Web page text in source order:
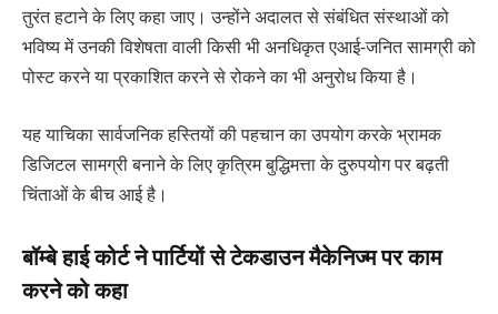
तुरंत हटाने के लिए कहा जाए। उन्होंने अदालत से संबंधित संस्थाओं को
भविष्य में उनकी विशेषता वाली किसी भी अनधिकृत एआई-जनित सामग्री को
पोस्ट करने या प्रकाशित करने से रोकने का भी अनुरोध किया है।
यह याचिका सार्वजनिक हस्तियों की पहचान का उपयोग करके भ्रामक
डिजिटल सामग्री बनाने के लिए कृत्रिम बुद्धिमत्ता के दुरुपयोग पर बढ़ती
चिंताओं के बीच आई है।
बॉम्बे हाई कोर्ट ने पार्टियों से टेकडाउन मैकेनिज्म पर काम
करने को कहा